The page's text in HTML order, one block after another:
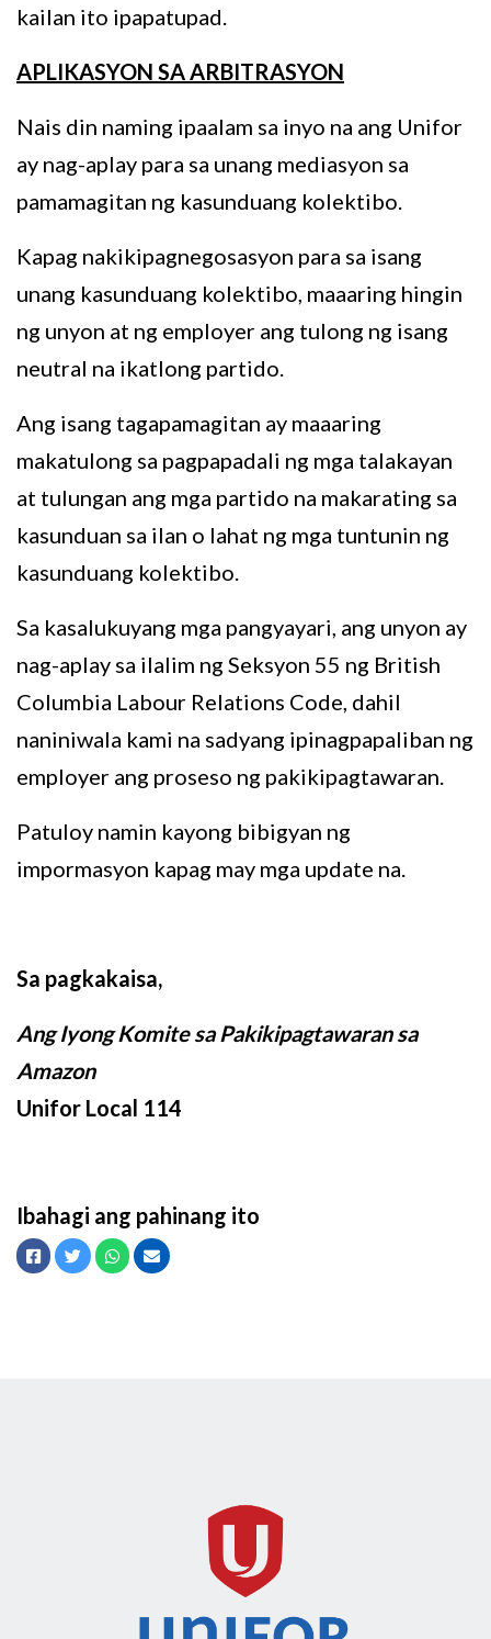
kailan ito ipapatupad.
APLIKASYON SA ARBITRASYON
Nais din naming ipaalam sa inyo na ang Unifor
ay nag-aplay para sa unang mediasyon sa
pamamagitan ng kasunduang kolektibo.
Kapag nakikipagnegosasyon para sa isang
unang kasunduang kolektibo, maaaring hingin
ng unyon at ng employer ang tulong ng isang
neutral na ikatlong partido.
Ang isang tagapamagitan ay maaaring
makatulong sa pagpapadali ng mga talakayan
at tulungan ang mga partido na makarating sa
kasunduan sa ilan o lahat ng mga tuntunin ng
kasunduang kolektibo.
Sa kasalukuyang mga pangyayari, ang unyon ay
nag-aplay sa ilalim ng Seksyon 55 ng British
Columbia Labour Relations Code, dahil
naniniwala kami na sadyang ipinagpapaliban ng
employer ang proseso ng pakikipagtawaran.
Patuloy namin kayong bibigyan ng
impormasyon kapag may mga update na.
Sa pagkakaisa,
Ang Iyong Komite sa Pakikipagtawaran sa
Amazon
Unifor Local 114
Ibahagi ang pahinang ito
Facebook
TwitterWhatsapp
Email